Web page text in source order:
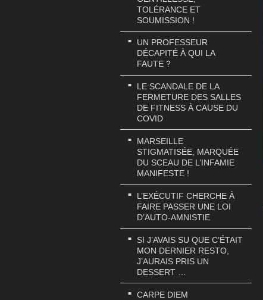
TOLÉRANCE ET
SOUMISSION !
UN PROFESSEUR
DÉCAPITÉ À QUI LA
FAUTE ?
LE SCANDALE DE LA
FERMETURE DES SALLES
DE FITNESS À CAUSE DU
COVID
MARSEILLE
STIGMATISÉE, MARQUÉE
DU SCEAU DE L’INFAMIE
MANIFESTE !
L’EXÉCUTIF CHERCHE À
FAIRE PASSER UNE LOI
D’AUTO-AMNISTIE
SI J’AVAIS SU QUE C’ÉTAIT
MON DERNIER RESTO,
J’AURAIS PRIS UN
DESSERT …
CARPE DIEM